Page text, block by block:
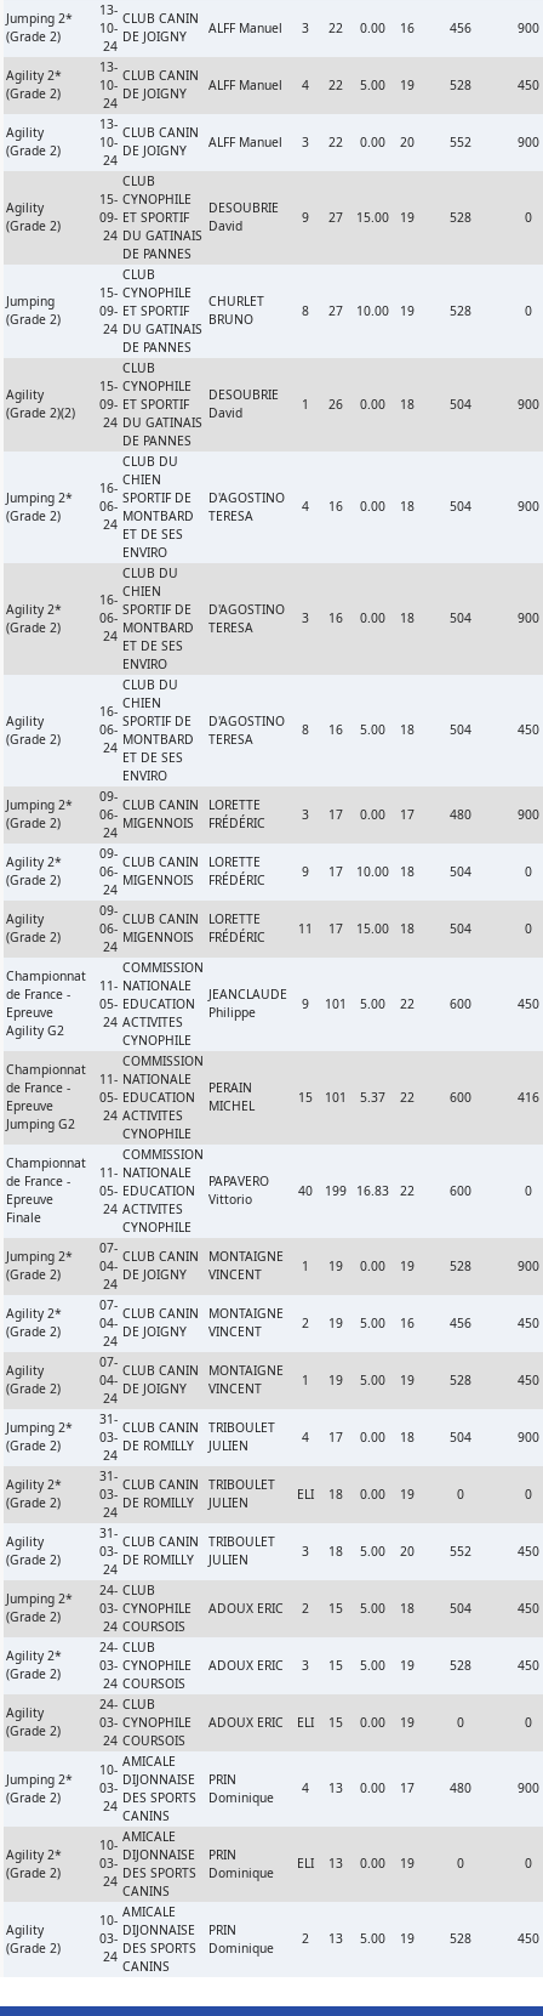
Jumping 2*
(Grade 2)
13-
10-
24
CLUB CANIN
DE JOIGNY
ALFF Manuel 3 22 0.00 16 456 900
Agility 2*
(Grade 2)
13-
10-
24
CLUB CANIN
DE JOIGNY
ALFF Manuel 4 22 5.00 19 528 450
Agility
(Grade 2)
13-
10-
24
CLUB CANIN
DE JOIGNY
ALFF Manuel 3 22 0.00 20 552 900
Agility
(Grade 2)
15-
09-
24
CLUB
CYNOPHILE
ET SPORTIF
DU GATINAIS
DE PANNES
DESOUBRIE
David
9 27 15.00 19 528 0
Jumping
(Grade 2)
15-
09-
24
CLUB
CYNOPHILE
ET SPORTIF
DU GATINAIS
DE PANNES
CHURLET
BRUNO
8 27 10.00 19 528 0
Agility
(Grade 2)(2)
15-
09-
24
CLUB
CYNOPHILE
ET SPORTIF
DU GATINAIS
DE PANNES
DESOUBRIE
David
1 26 0.00 18 504 900
Jumping 2*
(Grade 2)
16-
06-
24
CLUB DU
CHIEN
SPORTIF DE
MONTBARD
ET DE SES
ENVIRO
D'AGOSTINO
TERESA
4 16 0.00 18 504 900
Agility 2*
(Grade 2)
16-
06-
24
CLUB DU
CHIEN
SPORTIF DE
MONTBARD
ET DE SES
ENVIRO
D'AGOSTINO
TERESA
3 16 0.00 18 504 900
Agility
(Grade 2)
16-
06-
24
CLUB DU
CHIEN
SPORTIF DE
MONTBARD
ET DE SES
ENVIRO
D'AGOSTINO
TERESA
8 16 5.00 18 504 450
Jumping 2*
(Grade 2)
09-
06-
24
CLUB CANIN
MIGENNOIS
LORETTE
FRÉDÉRIC
3 17 0.00 17 480 900
Agility 2*
(Grade 2)
09-
06-
24
CLUB CANIN
MIGENNOIS
LORETTE
FRÉDÉRIC
9 17 10.00 18 504 0
Agility
(Grade 2)
09-
06-
24
CLUB CANIN
MIGENNOIS
LORETTE
FRÉDÉRIC
11 17 15.00 18 504 0
Championnat
de France -
Epreuve
Agility G2
11-
05-
24
COMMISSION
NATIONALE
EDUCATION
ACTIVITES
CYNOPHILE
JEANCLAUDE
Philippe
9 101 5.00 22 600 450
Championnat
de France -
Epreuve
Jumping G2
11-
05-
24
COMMISSION
NATIONALE
EDUCATION
ACTIVITES
CYNOPHILE
PERAIN
MICHEL
15 101 5.37 22 600 416
Championnat
de France -
Epreuve
Finale
11-
05-
24
COMMISSION
NATIONALE
EDUCATION
ACTIVITES
CYNOPHILE
PAPAVERO
Vittorio
40 199 16.83 22 600 0
Jumping 2*
(Grade 2)
07-
04-
24
CLUB CANIN
DE JOIGNY
MONTAIGNE
VINCENT
1 19 0.00 19 528 900
Agility 2*
(Grade 2)
07-
04-
24
CLUB CANIN
DE JOIGNY
MONTAIGNE
VINCENT
2 19 5.00 16 456 450
Agility
(Grade 2)
07-
04-
24
CLUB CANIN
DE JOIGNY
MONTAIGNE
VINCENT
1 19 5.00 19 528 450
Jumping 2*
(Grade 2)
31-
03-
24
CLUB CANIN
DE ROMILLY
TRIBOULET
JULIEN
4 17 0.00 18 504 900
Agility 2*
(Grade 2)
31-
03-
24
CLUB CANIN
DE ROMILLY
TRIBOULET
JULIEN
ELI 18 0.00 19 0 0
Agility
(Grade 2)
31-
03-
24
CLUB CANIN
DE ROMILLY
TRIBOULET
JULIEN
3 18 5.00 20 552 450
Jumping 2*
(Grade 2)
24-
03-
24
CLUB
CYNOPHILE
COURSOIS
ADOUX ERIC 2 15 5.00 18 504 450
Agility 2*
(Grade 2)
24-
03-
24
CLUB
CYNOPHILE
COURSOIS
ADOUX ERIC 3 15 5.00 19 528 450
Agility
(Grade 2)
24-
03-
24
CLUB
CYNOPHILE
COURSOIS
ADOUX ERIC ELI 15 0.00 19 0 0
Jumping 2*
(Grade 2)
10-
03-
24
AMICALE
DIJONNAISE
DES SPORTS
CANINS
PRIN
Dominique
4 13 0.00 17 480 900
Agility 2*
(Grade 2)
10-
03-
24
AMICALE
DIJONNAISE
DES SPORTS
CANINS
PRIN
Dominique
ELI 13 0.00 19 0 0
Agility
(Grade 2)
10-
03-
24
AMICALE
DIJONNAISE
DES SPORTS
CANINS
PRIN
Dominique
2 13 5.00 19 528 450